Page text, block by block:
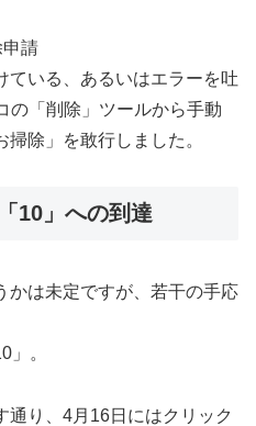
請
ている、あるいはエラーを吐
の「削除」ツールから手動
除」を敢行しました。
10」への到達
かは未定ですが、若干の手応
」。
通り、4月16日にはクリック